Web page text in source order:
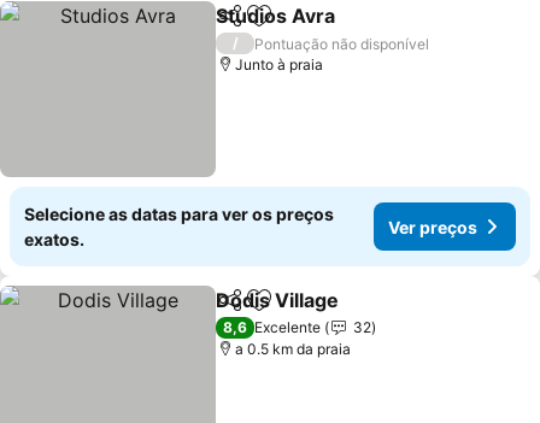
PartilharAdicionar aos favoritos
Studios Avra
/
Pontuação não disponível
Junto à praia
Selecione as datas para ver os preços
exatos.
Ver preços
PartilharAdicionar aos favoritos
Dodis Village
8,6 Excelente
32
a 0.5 km da praia